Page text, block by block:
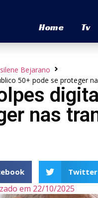
Home Tv
Bejarano
50+ pode se proteger
nas
Twitter
em 22/10/2025